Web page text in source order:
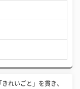
きれいごと」を貫き、